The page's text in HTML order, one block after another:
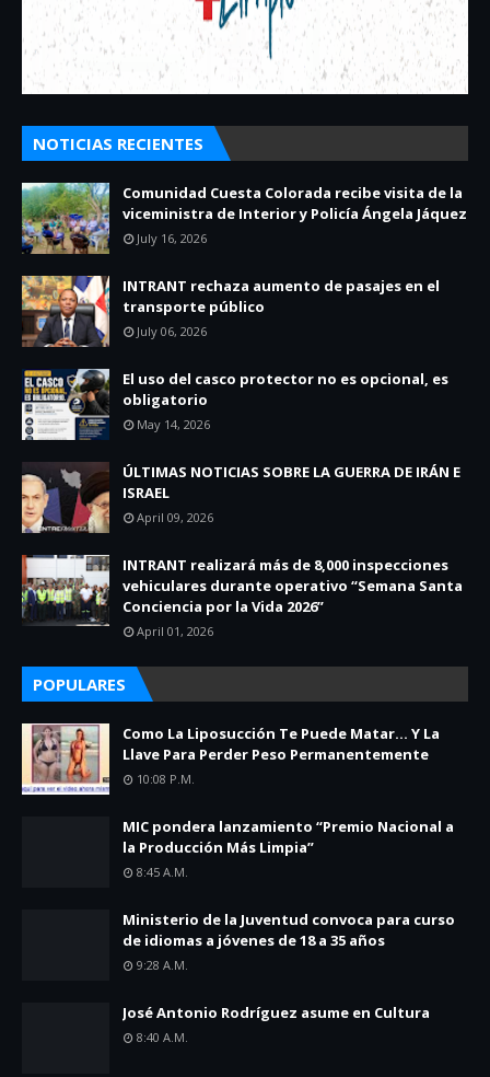
NOTICIAS RECIENTES
Comunidad Cuesta Colorada recibe visita de la
viceministra de Interior y Policía Ángela Jáquez
July 16, 2026
INTRANT rechaza aumento de pasajes en el
transporte público
July 06, 2026
El uso del casco protector no es opcional, es
obligatorio
May 14, 2026
ÚLTIMAS NOTICIAS SOBRE LA GUERRA DE IRÁN E
ISRAEL
April 09, 2026
INTRANT realizará más de 8,000 inspecciones
vehiculares durante operativo “Semana Santa
Conciencia por la Vida 2026”
April 01, 2026
POPULARES
Como La Liposucción Te Puede Matar… Y La
Llave Para Perder Peso Permanentemente
10:08 P.m.
MIC pondera lanzamiento “Premio Nacional a
la Producción Más Limpia”
8:45 A.m.
Ministerio de la Juventud convoca para curso
de idiomas a jóvenes de 18 a 35 años
9:28 A.m.
José Antonio Rodríguez asume en Cultura
8:40 A.m.